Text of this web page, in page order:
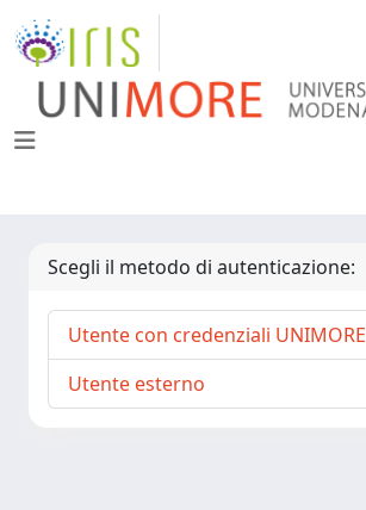
Scegli il metodo di autenticazione:
Utente con credenziali UNIMORE
Utente esterno